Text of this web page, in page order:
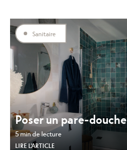
Sanitaire
Poser un pare-douche
5 min de lecture
LIRE L'ARTICLE